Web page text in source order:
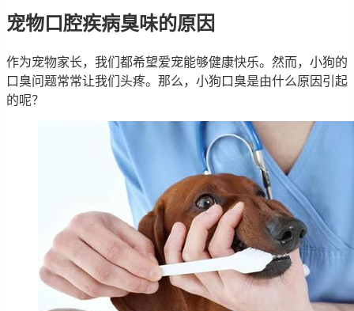
宠物口腔疾病臭味的原因
作为宠物家长，我们都希望爱宠能够健康快乐。然而，小狗的
口臭问题常常让我们头疼。那么，小狗口臭是由什么原因引起
的呢？